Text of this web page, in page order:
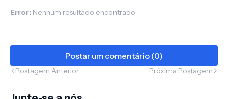
Error: Nenhum resultado encontrado
Postar um comentário (0)
Postagem Anterior Próxima Postagem